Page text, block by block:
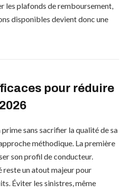
les plafonds de remboursement,
disponibles devient donc une
pour réduire
sans sacrifier la qualité de sa
méthodique. La première
son profil de conducteur.
reste un atout majeur pour
Éviter les sinistres, même